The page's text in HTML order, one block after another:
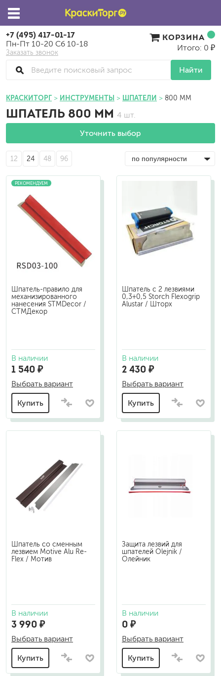
+7 (495) 417-01-17
Пн-Пт 10-20 Сб 10-18
Заказать звонок
Найти
КОРЗИНА
Итого: 0 ₽
КРАСКИТОРГ ИНСТРУМЕНТЫ ШПАТЕЛИ 800 ММ
ШПАТЕЛЬ 800 ММ 4 шт.
Уточнить выбор
12 24 48 96
РЕКОМЕНДУЕМ
Шпатель-правило для
механизированного
нанесения STMDecor /
СТМДекор
В наличии
1 540 ₽
Выбрать вариант
Купить
Шпатель с 2 лезвиями
0,3+0,5 Storch Flexogrip
Alustar / Шторх
В наличии
2 430 ₽
Выбрать вариант
Купить
Шпатель со сменным
лезвием Motive Alu Re-
Flex / Мотив
В наличии
3 990 ₽
Выбрать вариант
Купить
Защита лезвий для
шпателей Olejnik /
Олейник
В наличии
0 ₽
Выбрать вариант
Купить